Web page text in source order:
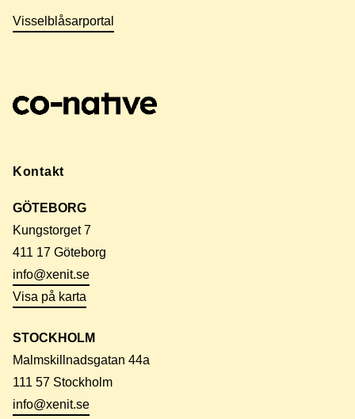
Visselblåsarportal
Kontakt
GÖTEBORG
Kungstorget 7
411 17 Göteborg
info@xenit.se
Visa på karta
STOCKHOLM
Malmskillnadsgatan 44a
111 57 Stockholm
info@xenit.se